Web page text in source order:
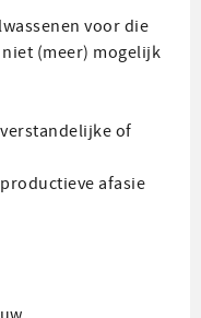
voor die
(meer) mogelijk
of
afasie